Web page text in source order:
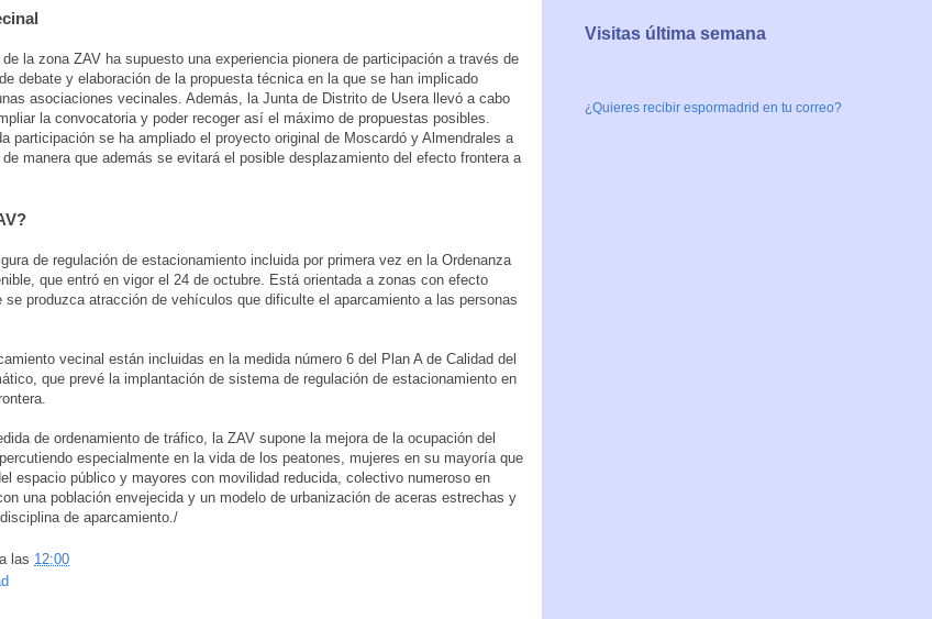
de la zona ZAV ha supuesto una experiencia pionera de participación a través de
debate y elaboración de la propuesta técnica en la que se han implicado
asociaciones vecinales. Además, la Junta de Distrito de Usera llevó a cabo
la convocatoria y poder recoger así el máximo de propuestas posibles.
participación se ha ampliado el proyecto original de Moscardó y Almendrales a
manera que además se evitará el posible desplazamiento del efecto frontera a
de regulación de estacionamiento incluida por primera vez en la Ordenanza
que entró en vigor el 24 de octubre. Está orientada a zonas con efecto
se produzca atracción de vehículos que dificulte el aparcamiento a las personas
vecinal están incluidas en la medida número 6 del Plan A de Calidad del
que prevé la implantación de sistema de regulación de estacionamiento en
de ordenamiento de tráfico, la ZAV supone la mejora de la ocupación del
especialmente en la vida de los peatones, mujeres en su mayoría que
espacio público y mayores con movilidad reducida, colectivo numeroso en
una población envejecida y un modelo de urbanización de aceras estrechas y
de aparcamiento./
a las 12:00
Visitas última semana
¿Quieres recibir espormadrid en tu correo?